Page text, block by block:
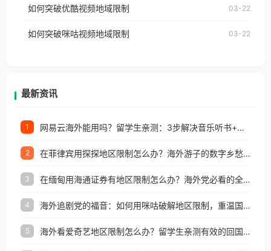
权限制所困扰。
制问题，且仅能在中国大陆地区播放。 遇到这个问题
户收听网易云音乐地区版权限制」的问题，无论人在
如何突破优酷视频地域限制 03-22
如何突破咪咕视频地域限制 03-22
最新资讯
1 网易云海外能用吗？留学生亲测：3步解决音乐听书+银行视频地区限制
2 在菲律宾用探探地区限制怎么办？海外游子的数字乡愁与破局之道
3 在缅甸用海通证券有地区限制怎么办？海外党必看的全场景回国加速指南
4 海外追剧党的福音：如何用咪咕破解地区限制，重温国内精彩
5 海外看爱奇艺地区限制怎么办？留学生亲测有效的回国加速器选择指南